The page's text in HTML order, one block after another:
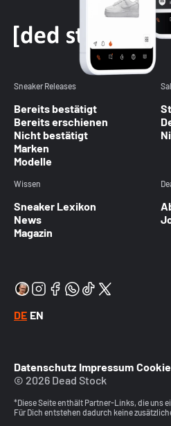
Sneaker Releases
Bereits bestätigt
Bereits erschienen
Nicht bestätigt
Marken
Modelle
Wissen
Sneaker Lexikon
News
Magazin
DE EN
Datenschutz Impressum
© 2026 Dead Stock
*Diese Seite enthält Partner-Links, die uns
Für Dich entstehen dadurch keine